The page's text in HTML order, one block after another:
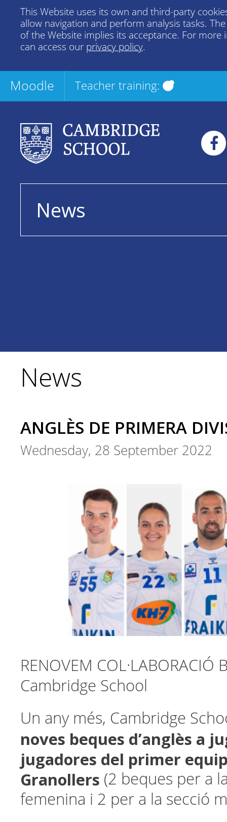
This Website uses its own and third-party
allow navigation and perform analysis tasks.
of the Website implies its acceptance. For more
can access our privacy policy.
Moodle Teacher training:
News
News
ANGLÈS DE PRIMERA
Wednesday, 28 September 2022
RENOVEM
Cambridge School
Un any més, Cambridge
noves beques d’anglès a
jugadores del primer
Granollers (2 beques per a
femenina i 2 per a la secció